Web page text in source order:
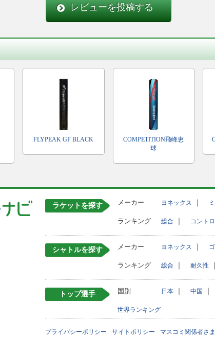
レビューを投稿する
FLYPEAK GF BLACK
COMPETITION飛峰恵
球
ラケットを探す メーカー ヨネックス
ランキング 総合 コント
シャトルを探す メーカー ヨネックス
ランキング 総合 耐久性
トップ選手 国別 日本 中国
世界ランキング
プライバシーポリシー サイトポリシー マスコミ関係者さ